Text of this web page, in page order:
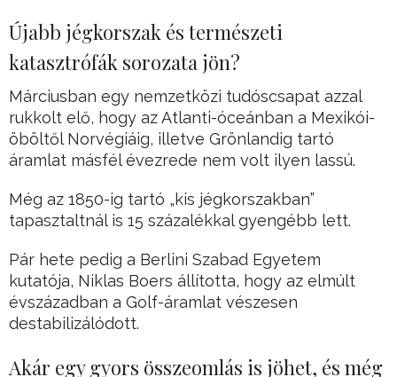
Újabb jégkorszak és természeti
katasztrófák sorozata jön?
Márciusban egy nemzetközi tudóscsapat azzal
rukkolt elő, hogy az Atlanti-óceánban a Mexikói-
öböltől Norvégiáig, illetve Grönlandig tartó
áramlat másfél évezrede nem volt ilyen lassú.
Még az 1850-ig tartó „kis jégkorszakban”
tapasztaltnál is 15 százalékkal gyengébb lett.
Pár hete pedig a Berlini Szabad Egyetem
kutatója, Niklas Boers állította, hogy az elmúlt
évszázadban a Golf-áramlat vészesen
destabilizálódott.
Akár egy gyors összeomlás is jöhet, és még